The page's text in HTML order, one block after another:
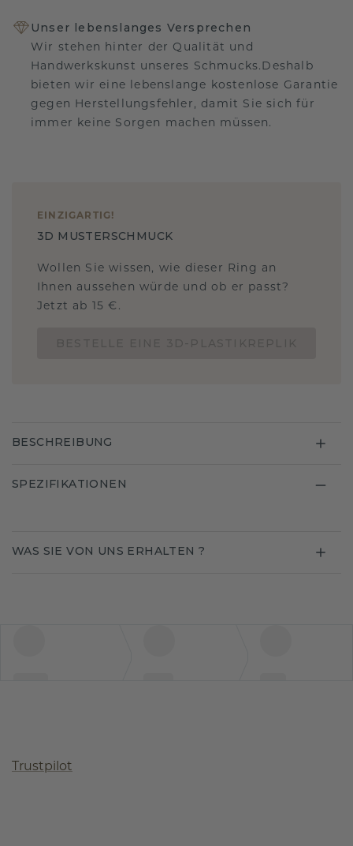
Unser lebenslanges Versprechen
Wir stehen hinter der Qualität und
Handwerkskunst unseres Schmucks.Deshalb
bieten wir eine lebenslange kostenlose Garantie
gegen Herstellungsfehler, damit Sie sich für
immer keine Sorgen machen müssen.
EINZIGARTIG !
3D MUSTERSCHMUCK
Wollen Sie wissen, wie dieser Ring an
Ihnen aussehen würde und ob er passt?
Jetzt ab 15 €.
BESCHREIBUNG
SPEZIFIKATIONEN
WAS SIE VON UNS ERHALTEN ?
Trustpilot